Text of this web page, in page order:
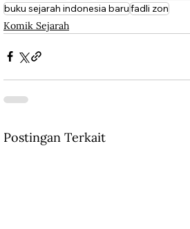
buku sejarah indonesia barufadli zon
Komik Sejarah
Postingan Terkait